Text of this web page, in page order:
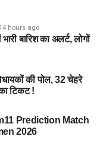
14 hours ago
बारिश का अलर्ट, लोगों
की पोल, 32 चेहरे
टिकट !
Prediction Match
2026